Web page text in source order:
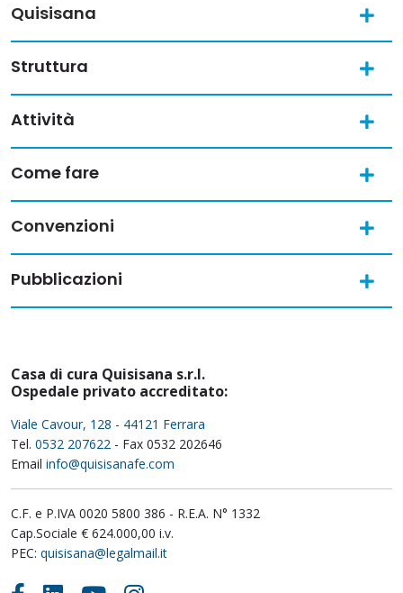
Quisisana
Struttura
Attività
Come fare
Convenzioni
Pubblicazioni
Casa di cura Quisisana s.r.l.
Ospedale privato accreditato:
Viale Cavour, 128 - 44121 Ferrara
Tel. 0532 207622 - Fax 0532 202646
Email info@quisisanafe.com
C.F. e P.IVA 0020 5800 386 - R.E.A. N° 1332
Cap.Sociale € 624.000,00 i.v.
PEC: quisisana@legalmail.it